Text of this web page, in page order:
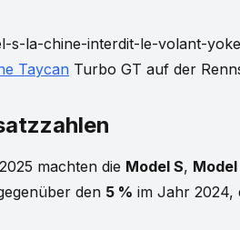
s-la-chine-interdit-le-volant-
Taycan Turbo GT auf der
machten die Model S, Model
den 5 % im Jahr 2024,